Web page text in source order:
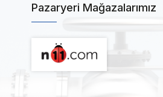
Pazaryeri Mağazalarımız